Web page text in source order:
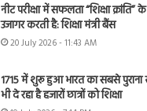
नीट परीक्षा में सफलता “शिक्षा क्रांति”
उजागर करती है: शिक्षा मंत्री बैंस
20 July 2026 - 11:43 AM
1715 में शुरू हुआ भारत का सबसे
भी दे रहा है हजारों छात्रों को शिक्षा